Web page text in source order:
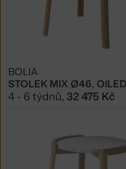
BOLIA
4 - 6 týdnů, 32 475 Kč